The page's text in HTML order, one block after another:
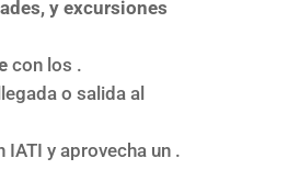
y excursiones
con los .
o salida al
IATI y aprovecha un .